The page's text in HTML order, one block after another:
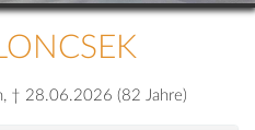
† 28.06.2026 (82 Jahre)